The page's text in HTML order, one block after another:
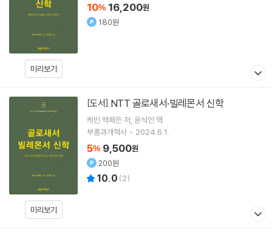
미리보기
10% 16,200원
180원
미리보기
[도서] NTT 골로새서·빌레몬서 신학
케빈 맥패든저 윤석인 역
부흥과개혁사
2024.6.1.
5% 9,500원
200원
10.0 (2)